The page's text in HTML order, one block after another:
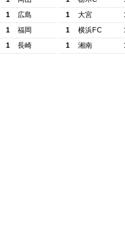
1
広島
1
福岡
1 長崎
1
大宮
1
横浜FC
1
湘南